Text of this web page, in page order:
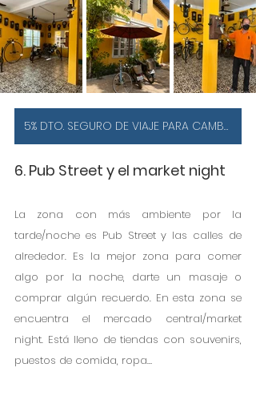
5% DTO. SEGURO DE VIAJE PARA CAMBOYA
6. Pub Street y el market night
La zona con más ambiente por la
tarde/noche es Pub Street y las calles de
alrededor. Es la mejor zona para comer
algo por la noche, darte un masaje o
comprar algún recuerdo. En esta zona se
encuentra el mercado central/market
night. Está lleno de tiendas con souvenirs,
puestos de comida, ropa…